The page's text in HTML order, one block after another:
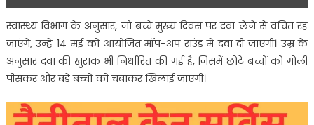
स्वास्थ्य विभाग के अनुसार, जो बच्चे मुख्य दिवस पर दवा लेने से वंचित रह
जाएंगे, उन्हें 14 मई को आयोजित मॉप-अप राउंड में दवा दी जाएगी। उम्र के
अनुसार दवा की खुराक भी निर्धारित की गई है, जिसमें छोटे बच्चों को गोली
पीसकर और बड़े बच्चों को चबाकर खिलाई जाएगी।